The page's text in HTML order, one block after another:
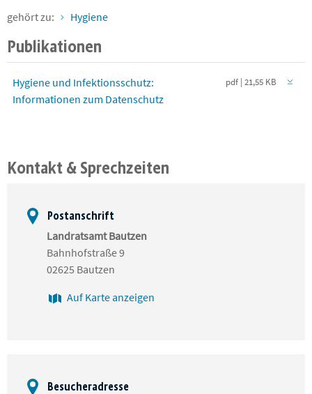
gehört zu: Hygiene
Publikationen
Hygiene und Infektionsschutz:
Informationen zum Datenschutz
pdf | 21,55 KB
Kontakt & Sprechzeiten
Postanschrift
Landratsamt Bautzen
Bahnhofstraße 9
02625 Bautzen
Auf Karte anzeigen
Besucheradresse